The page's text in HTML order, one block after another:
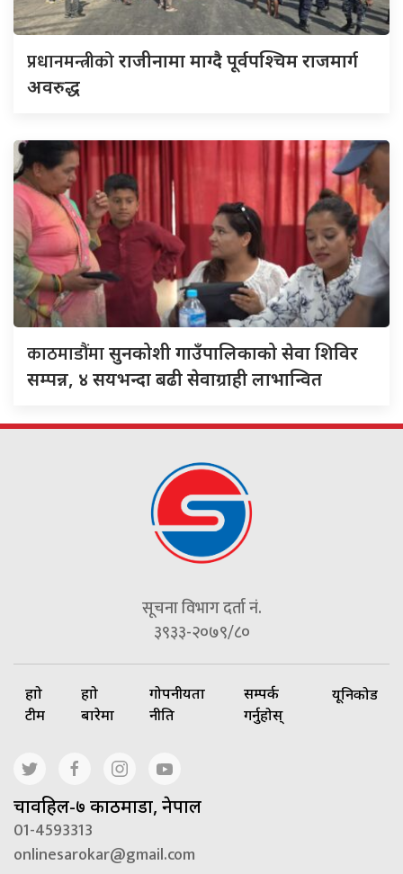
प्रधानमन्त्रीकोराजीनामा माग्दै पूर्वपश्चिम राजमार्ग
अवरुद्ध
काठमाडौंमासुनकोशी गाउँपालिकाको सेवा शिविर
सम्पन्न, ४ सयभन्दा बढी सेवाग्राही लाभान्वित
सूचना विभाग दर्ता नं.
३९३३-२०७९/८०
हाम्रो
टीम
हाम्रो
बारेमा
गोपनीयता
नीति
सम्पर्क
गर्नुहोस्
यूनिकोड
चावहिल-७ काठमाडौं, नेपाल
01-4593313
onlinesarokar@gmail.com